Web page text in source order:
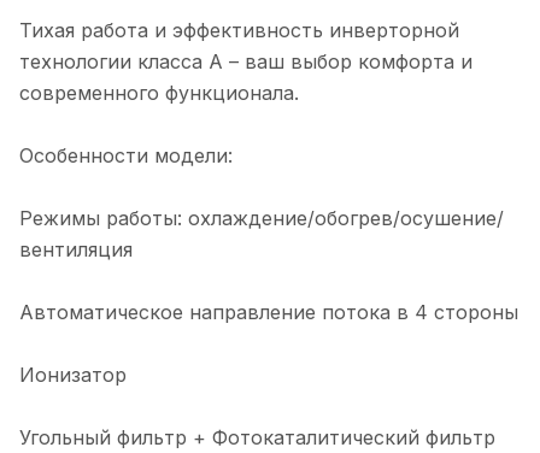
Тихая работа и эффективность инверторной
технологии класса А – ваш выбор комфорта и
современного функционала.
Особенности модели:
Режимы работы: охлаждение/обогрев/осушение/
вентиляция
Автоматическое направление потока в 4 стороны
Ионизатор
Угольный фильтр + Фотокаталитический фильтр